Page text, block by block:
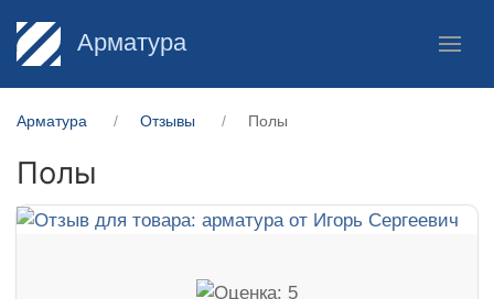
Арматура
Арматура Отзывы Полы
Полы